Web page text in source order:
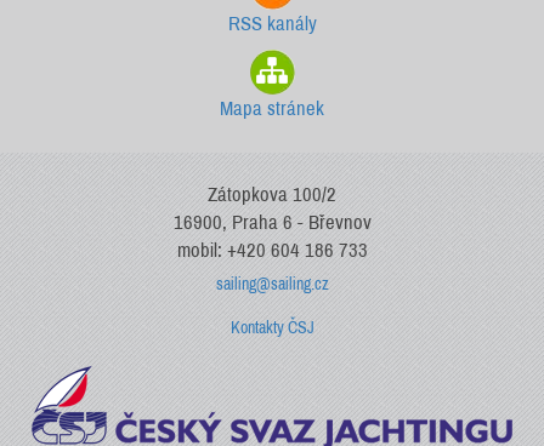
RSS kanály
Mapa stránek
Zátopkova 100/2
16900, Praha 6 - Břevnov
mobil: +420 604 186 733
sailing@sailing.cz
Kontakty ČSJ